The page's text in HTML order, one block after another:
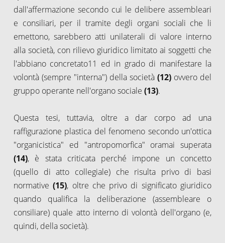
dall'affermazione secondo cui le delibere assembleari
e consiliari, per il tramite degli organi sociali che li
emettono, sarebbero atti unilaterali di valore interno
alla società, con rilievo giuridico limitato ai soggetti che
l'abbiano concretato11 ed in grado di manifestare la
volontà (sempre "interna") della società (12) ovvero del
gruppo operante nell'organo sociale (13).
Questa tesi, tuttavia, oltre a dar corpo ad una
raffigurazione plastica del fenomeno secondo un'ottica
"organicistica" ed "antropomorfica" oramai superata
(14), è stata criticata perché impone un concetto
(quello di atto collegiale) che risulta privo di basi
normative(15), oltre che privo di significato giuridico
quando qualifica la deliberazione (assembleare o
consiliare) quale atto interno di volontà dell'organo (e,
quindi, della società).